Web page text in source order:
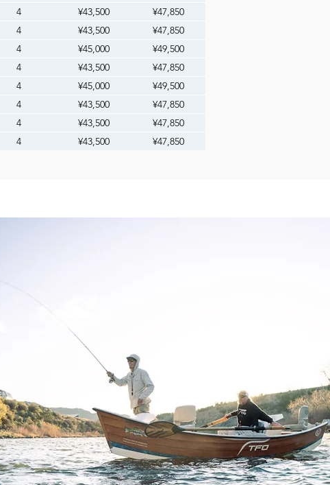
4 ¥43,500
¥47,850
4 ¥43,500
¥47,850
4 ¥45,000
¥49,500
4 ¥43,500
¥47,850
4 ¥45,000
¥49,500
4 ¥43,500
¥47,850
4 ¥43,500
¥47,850
4 ¥43,500 ¥47,850